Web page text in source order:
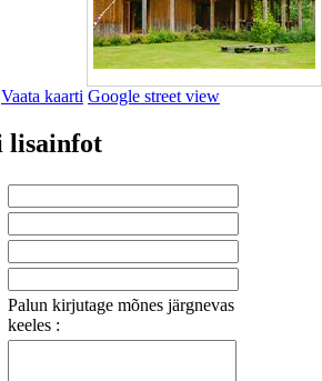
Vaata kaarti Google street view
lisainfot
Palun kirjutage mõnes järgnevas
keeles :